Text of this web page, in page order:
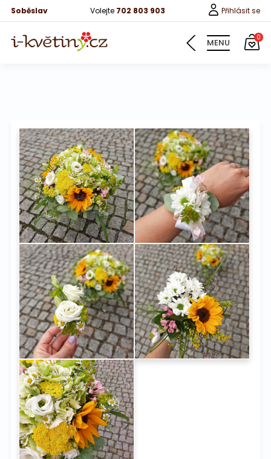
Soběslav Volejte 702 803 903 Přihlásit se
MENU 0
Informace
Naše svatební kytice
Fotografie od zákazníků